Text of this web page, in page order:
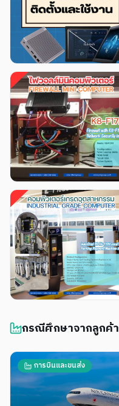
กรณีศึกษาจากลูกค้า
การบินและขนส่ง